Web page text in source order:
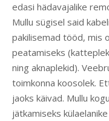
edasi hädavajalike
Mullu sügisel said
pakilisemad tööd, mis
peatamiseks
ning aknaplekid).
toimkonna koosolek.
jaoks käivad. Mullu
jätkamiseks